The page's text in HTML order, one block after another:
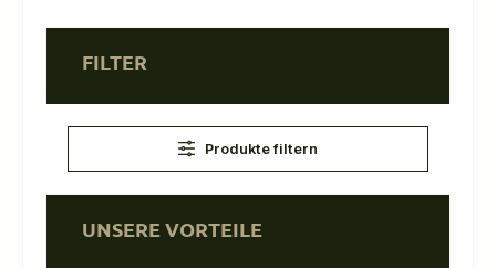
FILTER
Produkte filtern
UNSERE VORTEILE